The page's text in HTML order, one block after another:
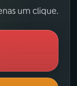
um clique.